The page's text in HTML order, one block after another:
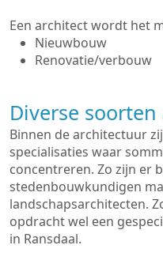
Een architect wordt het
Nieuwbouw
Renovatie/verbouw
Diverse
Binnen de architectuur
specialisaties waar
concentreren. Zo zijn er
stedenbouwkundigen
landschapsarchitecten.
opdracht wel een
in Ransdaal.